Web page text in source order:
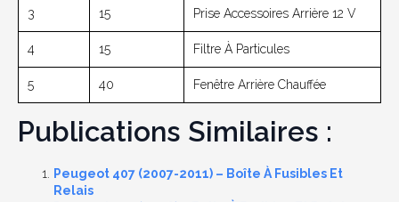
3 15 Prise Accessoires Arrière 12 V
4 15 Filtre À Particules
5 40 Fenêtre Arrière Chauffée
Publications Similaires :
Peugeot 407 (2007-2011) – Boîte À Fusibles Et
Relais